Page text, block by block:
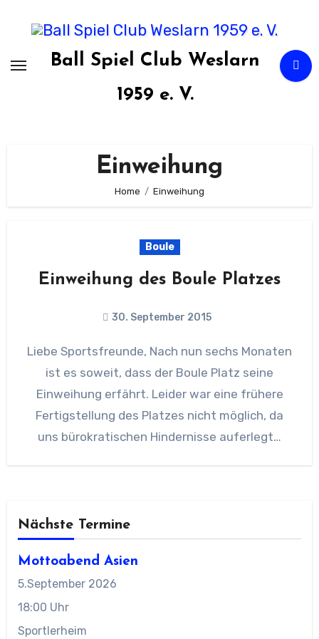
Ball Spiel Club Weslarn
1959 e. V.
Einweihung
Home Einweihung
Boule
Einweihung des Boule Platzes
30. September 2015
Liebe Sportsfreunde, Nach nun sechs Monaten
ist es soweit, dass der Boule Platz seine
Einweihung erfährt. Leider war eine frühere
Fertigstellung des Platzes nicht möglich, da
uns bürokratischen Hindernisse auferlegt…
Nächste Termine
Mottoabend Asien
5.September 2026
18:00 Uhr
Sportlerheim